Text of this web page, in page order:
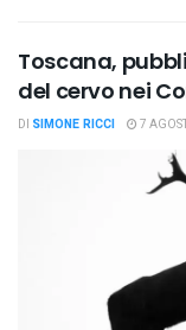
Toscana,
del cervo nei
DI SIMONE RICCI 7